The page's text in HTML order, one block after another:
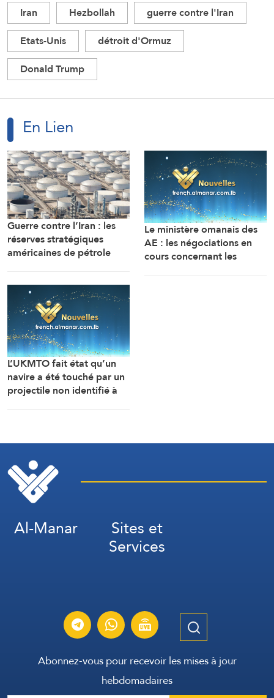
Iran
Hezbollah
guerre contre l'Iran
Etats-Unis
détroit d'Ormuz
Donald Trump
En Lien
Guerre contre l’Iran : les
réserves stratégiques
américaines de pétrole
Le ministère omanais des
AE : les négociations en
cours concernant les
L’UKMTO fait état qu’un
navire a été touché par un
projectile non identifié à
L’incendie y a été maîtrisé.
Al-Manar Sites et
Services
Abonnez-vous pour recevoir les mises à jour
hebdomadaires